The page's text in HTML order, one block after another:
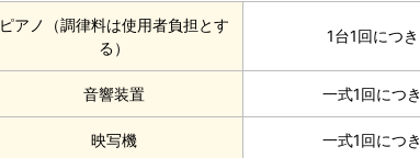
ピアノ（調律料は使用者負担とす
る）
1台1回につき
音響装置 一式1回につき
映写機 一式1回につき